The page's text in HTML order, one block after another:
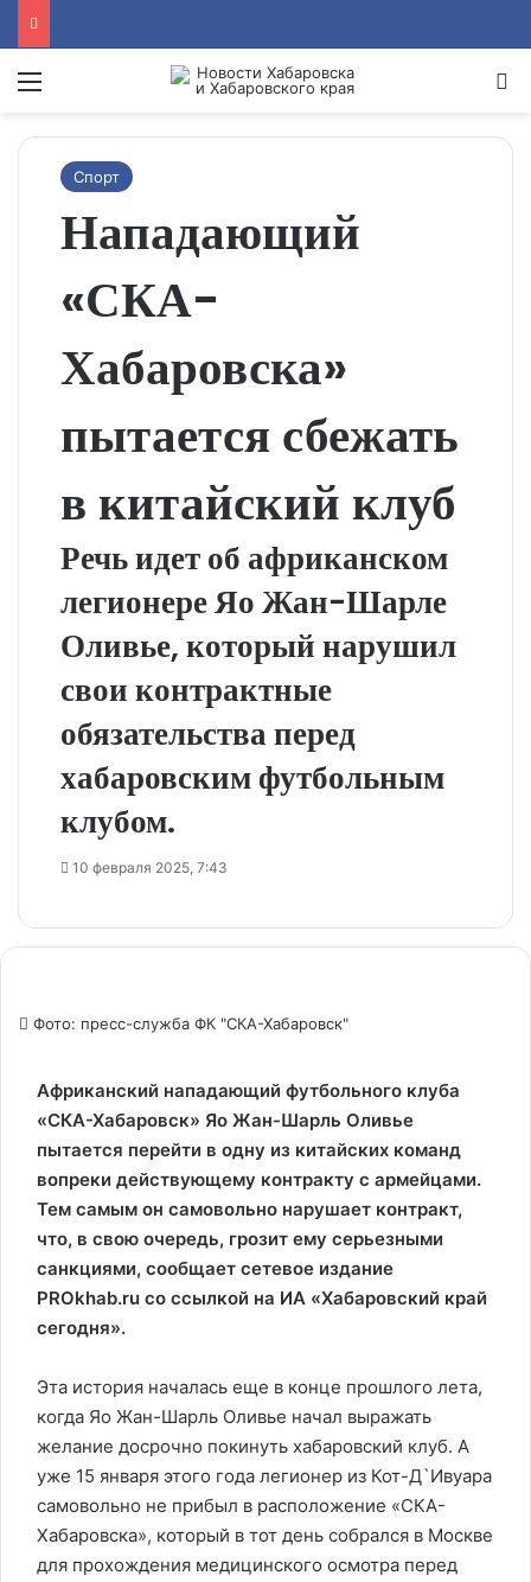
Menu
Спорт
Нападающий
«СКА-
Хабаровска»
пытается сбежать
в китайский клуб
Речь идет об африканском
легионере Яо Жан-Шарле
Оливье, который нарушил
свои контрактные
обязательства перед
хабаровским футбольным
клубом.
10 февраля 2025, 7:43
Фото: пресс-служба ФК "СКА-Хабаровск"
Африканский нападающий футбольного клуба
«СКА-Хабаровск» Яо Жан-Шарль Оливье
пытается перейти в одну из китайских команд
вопреки действующему контракту с армейцами.
Тем самым он самовольно нарушает контракт,
что, в свою очередь, грозит ему серьезными
санкциями, сообщает сетевое издание
PROkhab.ru со ссылкой на ИА «Хабаровский край
сегодня».
Эта история началась еще в конце прошлого лета,
когда Яо Жан-Шарль Оливье начал выражать
желание досрочно покинуть хабаровский клуб. А
уже 15 января этого года легионер из Кот-Д`Ивуара
самовольно не прибыл в расположение «СКА-
Хабаровска», который в тот день собрался в Москве
для прохождения медицинского осмотра перед